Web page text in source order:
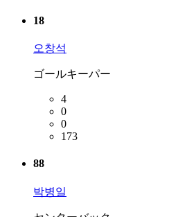
18
오창석
ゴールキーパー
4
0
0
173
88
박병일